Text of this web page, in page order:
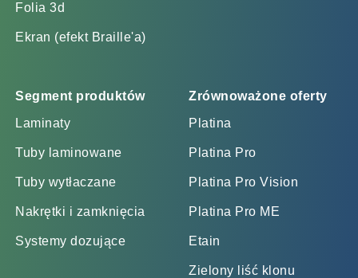
Folia 3d
Ekran (efekt Braille'a)
Segment produktów
Laminaty
Tuby laminowane
Tuby wytłaczane
Nakrętki i zamknięcia
Systemy dozujące
Zrównoważone oferty
Platina
Platina Pro
Platina Pro Vision
Platina Pro ME
Etain
Zielony liść klonu